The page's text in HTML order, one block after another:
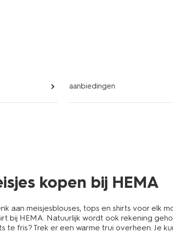
aanbiedingen
kopen bij HEMA
aan meisjesblouses, tops en shirts voor elk
bij HEMA. Natuurlijk wordt ook rekening
fris? Trek er een warme trui overheen. Je